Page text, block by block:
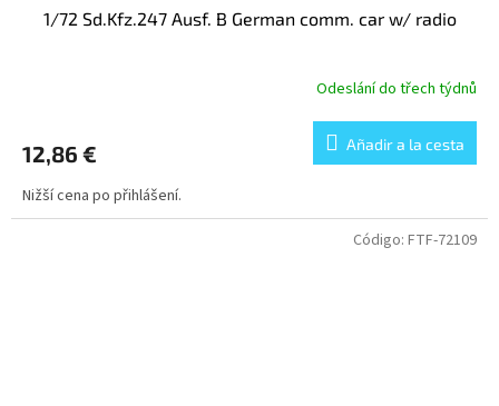
1/72 Sd.Kfz.247 Ausf. B German comm. car w/ radio
Odeslání do třech týdnů
12,86 € Añadir a la cesta
Nižší cena po přihlášení.
Código: FTF-72109